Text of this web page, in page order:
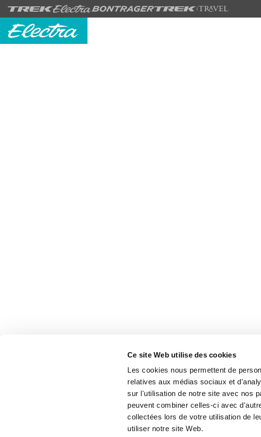
Ce site Web utilise des cookies
Les cookies nous permettent de
relatives aux médias sociaux et
sur l'utilisation de notre site avec nos
peuvent combiner celles-ci avec
collectées lors de votre utilisation de
utiliser notre site Web.